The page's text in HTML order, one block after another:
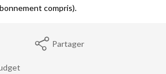
compris).
Partager